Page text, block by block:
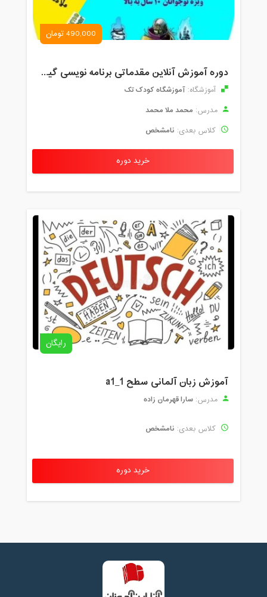
490,000 تومان
دوره آموزش آنلاین مقدماتی برنامه نویسی گیم میکر کودک و نوجوان (برای نهمین بار) کودک تک
آموزشگاه: آموزشگاه کودک تک
مدرس: محمد ملا محمد
کلاس بعدی: نامشخص
خرید دوره
رایگان
آموزش زبان آلمانی سطح a1_1
مدرس: سارا قهرمان زاده
کلاس بعدی: نامشخص
خرید دوره